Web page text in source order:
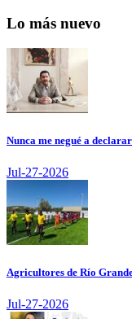
Lo más nuevo
Nunca me negué a
Jul-27-2026
Agricultores de Río
Jul-27-2026